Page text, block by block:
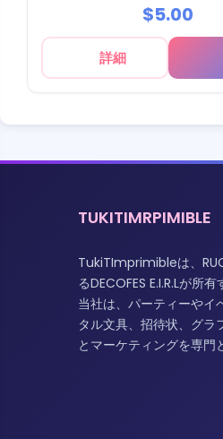
$5.00
詳細
TUKITIMRPIMIBLE
TukiTImprimibleは、
るDECOFES E.I.R.Lが所
当社は、パーティーやイ
タル文具、招待状、グラ
とマーケティングを専門